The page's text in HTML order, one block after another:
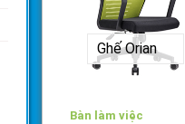
Ghế Orian
Bàn làm việc